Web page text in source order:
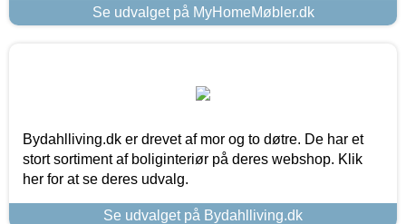
Se udvalget på MyHomeMøbler.dk
Bydahlliving.dk er drevet af mor og to døtre. De har et
stort sortiment af boliginteriør på deres webshop. Klik
her for at se deres udvalg.
Se udvalget på Bydahlliving.dk